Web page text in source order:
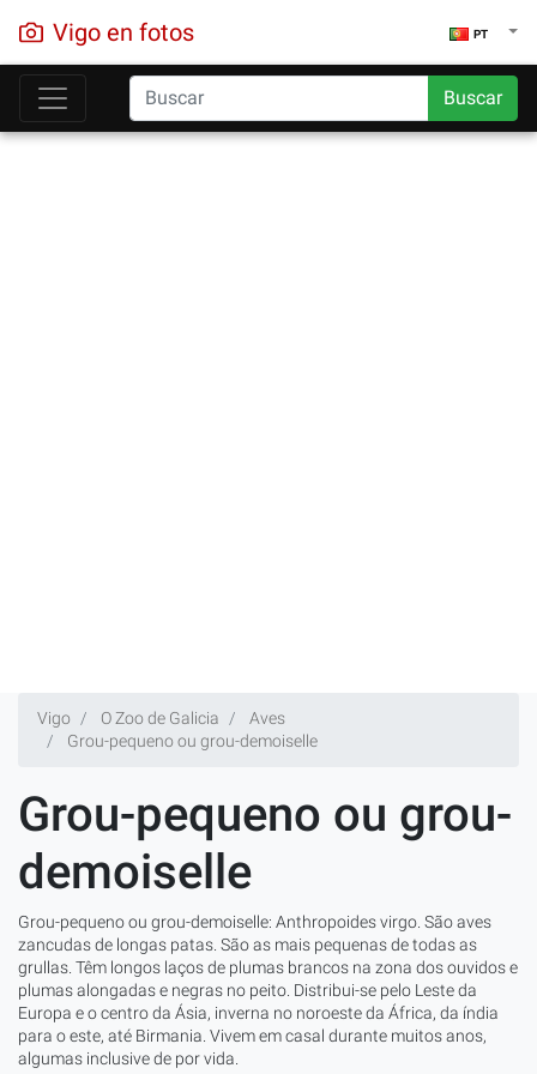
Vigo en fotos PT
Buscar
Vigo O Zoo de Galicia
Aves
Grou-pequeno ou grou-demoiselle
Grou-pequeno ou grou-
demoiselle
Grou-pequeno ou grou-demoiselle: Anthropoides virgo. São aves
zancudas de longas patas. São as mais pequenas de todas as
grullas. Têm longos laços de plumas brancos na zona dos ouvidos e
plumas alongadas e negras no peito. Distribui-se pelo Leste da
Europa e o centro da Ásia, inverna no noroeste da África, da índia
para o este, até Birmania. Vivem em casal durante muitos anos,
algumas inclusive de por vida.